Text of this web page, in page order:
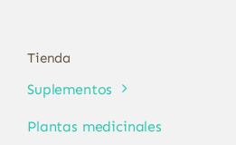
Tienda
Suplementos
Plantas medicinales